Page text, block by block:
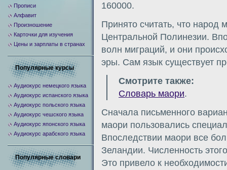
160000.
Принято считать, что
Центральной Полинезии.
волн миграций, и они
эры. Сам язык существует
Смотрите также:
Словарь маори.
Сначала письменного
маори пользовались
Впоследствии маори все
Зеландии. Численность
Это привело к
Прописи
Алфавит
Произношение
Карточки для изучения
Цены и зарплаты в странах
Популярные курсы
Аудиокурс немецкого языка
Аудиокурс испанского языка
Аудиокурс польского языка
Аудиокурс чешского языка
Аудиокурс японского языка
Аудиокурс арабского языка
Популярные словари